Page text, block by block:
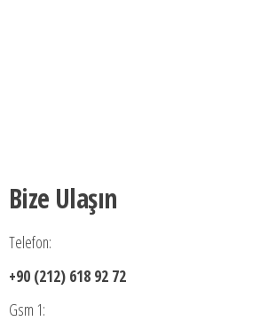
Bize Ulaşın
Telefon:
+90 (212) 618 92 72
Gsm 1: